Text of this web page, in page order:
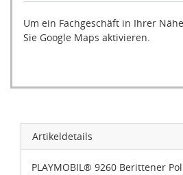
Um ein Fachgeschäft in Ihrer
Sie Google Maps aktivieren.
Artikeldetails
PLAYMOBIL® 9260 Berittener